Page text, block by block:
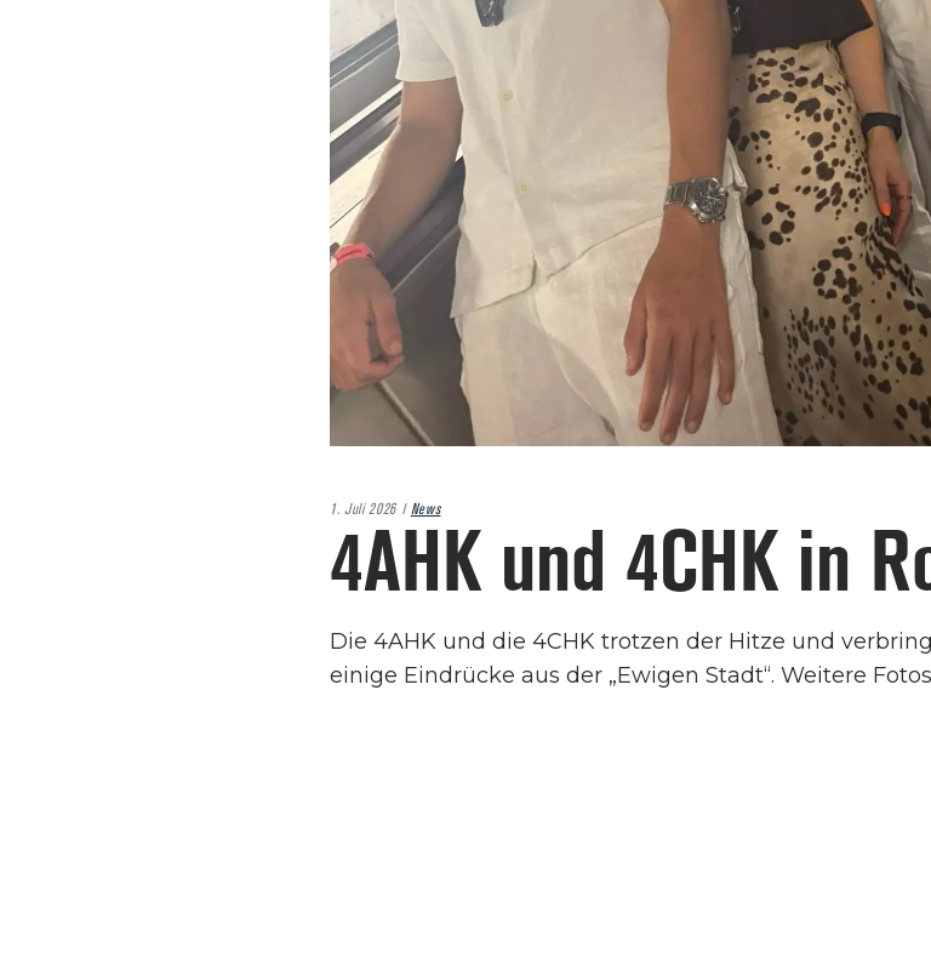
1. Juli 2026 News
4AHK und 4CHK in
Die 4AHK und die 4CHK trotzen der Hitze und
einige Eindrücke aus der „Ewigen Stadt“. Weitere